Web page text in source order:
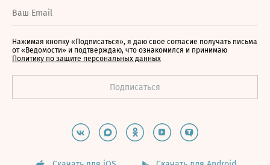
Нажимая кнопку «Подписаться», я даю свое согласие получать письма
от «Ведомости» и подтверждаю, что ознакомился и принимаю
Политику по защите персональных данных